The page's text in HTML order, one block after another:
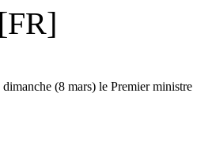
(8 mars) le Premier ministre